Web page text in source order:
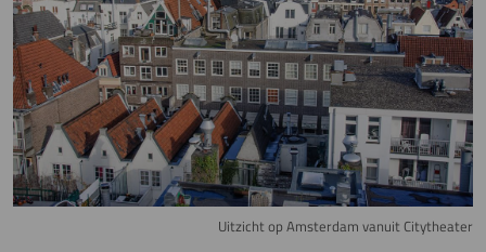
Uitzicht op Amsterdam vanuit Citytheater